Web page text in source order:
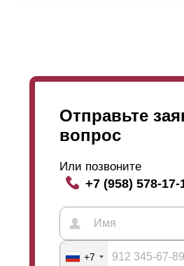
Отправьте
вопрос
Или позвоните
+7 (958) 578-17-
+7